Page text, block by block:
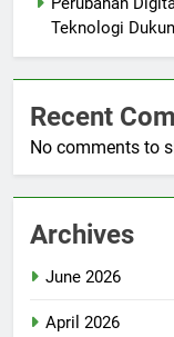
Teknologi
Recent
No comments to
Archives
June 2026
April 2026